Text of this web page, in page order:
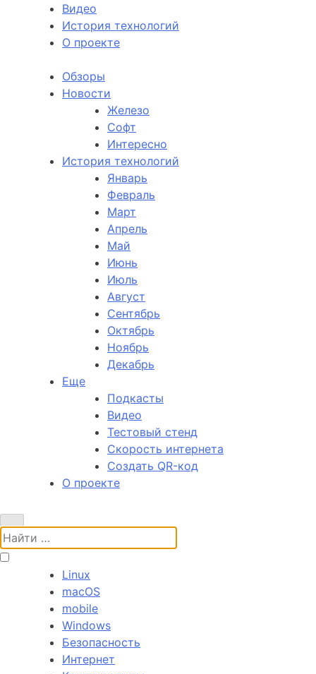
Видео
История технологий
О проекте
Обзоры
Новости
Железо
Софт
Интересно
История технологий
Январь
Февраль
Март
Апрель
Май
Июнь
Июль
Август
Сентябрь
Октябрь
Ноябрь
Декабрь
Еще
Подкасты
Видео
Тестовый стенд
Скорость интернета
Создать QR-код
О проекте
Поиск:
Linux
macOS
mobile
Windows
Безопасность
Интернет